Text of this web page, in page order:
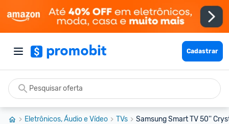
Cadastrar
Eletrônicos, Áudio e Vídeo TVs Samsung Smart TV 50''